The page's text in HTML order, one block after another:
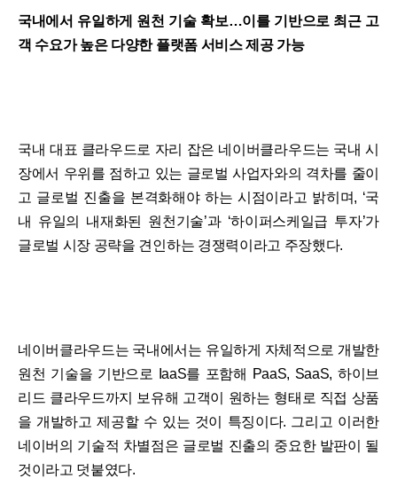
국내에서 유일하게 원천 기술 확보…이를 기반으로 최근 고
객 수요가 높은 다양한 플랫폼 서비스 제공 가능
국내 대표 클라우드로 자리 잡은 네이버클라우드는 국내 시
장에서 우위를 점하고 있는 글로벌 사업자와의 격차를 줄이
고 글로벌 진출을 본격화해야 하는 시점이라고 밝히며, ‘국
내 유일의 내재화된 원천기술’과 ‘하이퍼스케일급 투자’가
글로벌 시장 공략을 견인하는 경쟁력이라고 주장했다.
네이버클라우드는 국내에서는 유일하게 자체적으로 개발한
원천 기술을 기반으로 IaaS를 포함해 PaaS, SaaS, 하이브
리드 클라우드까지 보유해 고객이 원하는 형태로 직접 상품
을 개발하고 제공할 수 있는 것이 특징이다. 그리고 이러한
네이버의 기술적 차별점은 글로벌 진출의 중요한 발판이 될
것이라고 덧붙였다.